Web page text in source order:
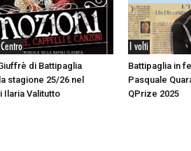
di Battipaglia
stagione 25/26 nel
Ilaria Valitutto
I volti
Battipaglia in
Pasquale
QPrize 2025